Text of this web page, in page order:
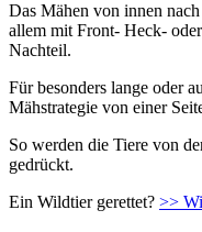
Das Mähen von innen
allem mit Front- Heck-
Nachteil.
Für besonders lange oder
Mähstrategie von einer
So werden die Tiere von
gedrückt.
Ein Wildtier gerettet? >>